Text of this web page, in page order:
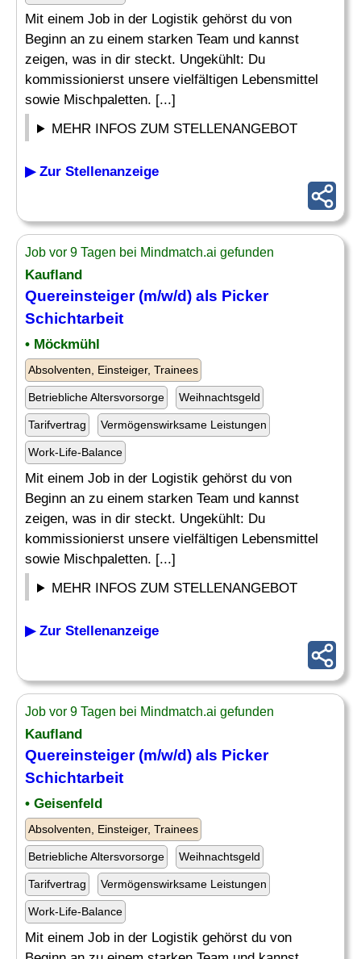
Mit einem Job in der Logistik gehörst du von
Beginn an zu einem starken Team und kannst
zeigen, was in dir steckt. Ungekühlt: Du
kommissionierst unsere vielfältigen Lebensmittel
sowie Mischpaletten. [...]
MEHR INFOS ZUM STELLENANGEBOT
▶ Zur Stellenanzeige
Job vor 9 Tagen bei Mindmatch.ai gefunden
Kaufland
Quereinsteiger (m/w/d) als Picker
Schichtarbeit
• Möckmühl
Absolventen, Einsteiger, Trainees
Betriebliche Altersvorsorge Weihnachtsgeld
Tarifvertrag Vermögenswirksame Leistungen
Work-Life-Balance
Mit einem Job in der Logistik gehörst du von
Beginn an zu einem starken Team und kannst
zeigen, was in dir steckt. Ungekühlt: Du
kommissionierst unsere vielfältigen Lebensmittel
sowie Mischpaletten. [...]
MEHR INFOS ZUM STELLENANGEBOT
▶ Zur Stellenanzeige
Job vor 9 Tagen bei Mindmatch.ai gefunden
Kaufland
Quereinsteiger (m/w/d) als Picker
Schichtarbeit
• Geisenfeld
Absolventen, Einsteiger, Trainees
Betriebliche Altersvorsorge Weihnachtsgeld
Tarifvertrag Vermögenswirksame Leistungen
Work-Life-Balance
Mit einem Job in der Logistik gehörst du von